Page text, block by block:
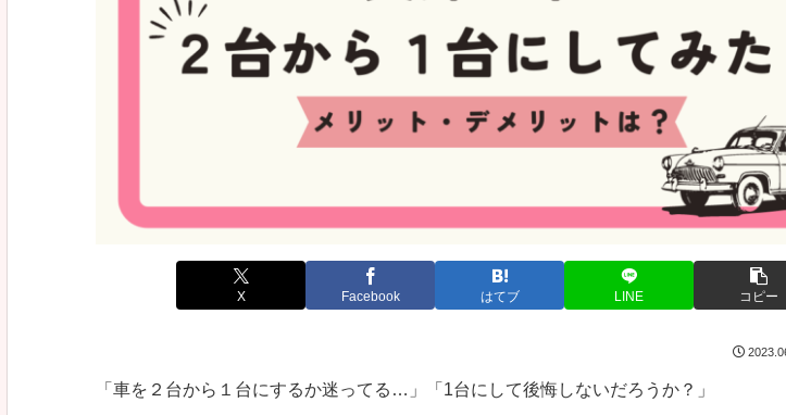
X Facebook はてブ LINE コピー
「車を２台から１台にするか迷ってる…」「1台にして後悔しないだろうか？」